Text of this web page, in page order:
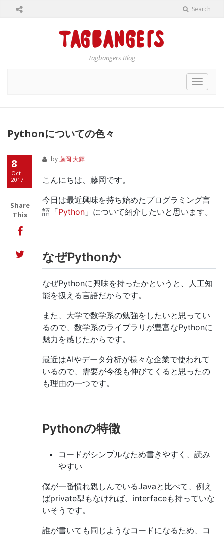
Search
Tagbangers Blog
Toggle
Pythonについての色々
8
Oct
2017
Share
This
by藤岡 大輝
こんにちは、藤岡です。
今日は最近興味を持ち始めたプログラミング言
語「Python 」について紹介したいと思います。
なぜPythonか
なぜPythonに興味を持ったかというと、人工知
能を扱える言語だからです。
また、大学で数学系の勉強をしたいと思ってい
るので、数学系のライブラリが豊富なPythonに
魅力を感じたからです。
最近はAIやデータ分析が様々な企業で使われて
いるので、需要が今後も伸びてくると思ったの
も理由の一つです。
Pythonの特徴
コードがシンプルなため書きやすく、読み
やすい
僕が一番慣れ親しんでいるJavaと比べて、例え
ばprivate型もなければ、interfaceも持っていな
いそうです。
誰が書いても同じようなコードになるため、コ